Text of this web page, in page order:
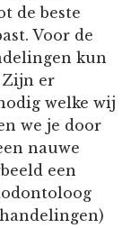
de beste
Voor de
kun
Zijn er
welke wij
we je door
nauwe
een